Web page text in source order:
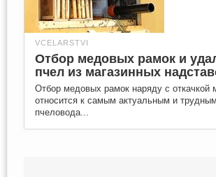
VCELARSTVI
Отбор медовых рамок и
пчел из магазинных
Отбор медовых рамок наряду с откачкой
относится к самым актуальным и
пчеловода...